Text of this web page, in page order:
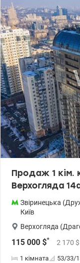
архітектурою,
розташуванням.
комплекс – закрита
планування для
розглядаємо любі
питання Ціна:172000
Продаж 1 кім.
Верхогляда
Звіринецька
Київ
Верхогляда
115 000 $* 2 170 $
1 кімната 53/33/